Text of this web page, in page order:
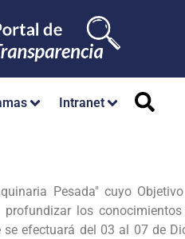
Intranet
Pesada" cuyo
los
efectuará del 03 al 07 de